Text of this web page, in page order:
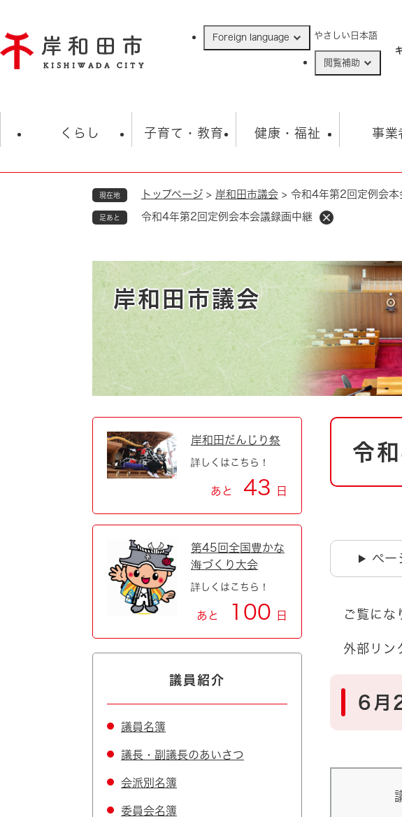
ジ
の
Foreign language やさしい日本語
閲覧補助
くらし
住民票・戸籍
ごみ・衛生・動物 救急・消防
防災・防犯 上水道・下水道
自然・環境・公園 住宅
引っ越し おくやみ
男女共同参画
地域コミュニティ・ボラン
道路・河川・交通 まちづくり
国際交流
子育て・教育
学校 子育て
健康・福祉
福祉・健康・生活
事業
入
環境
観光 観
市の概要
市政
市役所・施
現在地 トップページ > 岸和田市議会 > 令和4年第2回定例会本
足あと 令和4年第2回定例会本会議録画中継
岸和田市議会
本
令
ペー
ご覧にな
外部リン
6月
岸和田だんじり祭
詳しくはこちら！
あと 43 日
第45回全国豊かな
海づくり大会
詳しくはこちら！
あと 100 日
議員紹介
議員名簿
議長・副議長のあいさつ
会派別名簿
委員会名簿